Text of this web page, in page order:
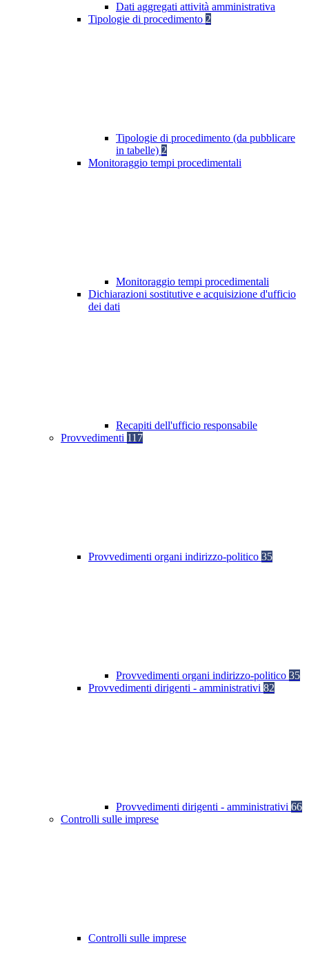
Dati aggregati attività amministrativa
Tipologie di procedimento 2
Tipologie di procedimento (da pubblicare
in tabelle) 2
Monitoraggio tempi procedimentali
Monitoraggio tempi procedimentali
Dichiarazioni sostitutive e acquisizione d'ufficio
dei dati
Recapiti dell'ufficio responsabile
Provvedimenti 117
Provvedimenti organi indirizzo-politico 35
Provvedimenti organi indirizzo-politico 35
Provvedimenti dirigenti - amministrativi 82
Provvedimenti dirigenti - amministrativi 66
Controlli sulle imprese
Controlli sulle imprese